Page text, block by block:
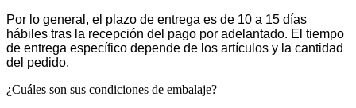
Por lo general, el plazo de entrega es de 10 a 15 días
hábiles tras la recepción del pago por adelantado. El tiempo
de entrega específico depende de los artículos y la cantidad
del pedido.
¿Cuáles son sus condiciones de embalaje?